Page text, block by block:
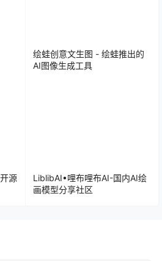
绘蛙创意文生图 - 绘蛙推出的
AI图像生成工具
源
LiblibAI•哩布哩布AI-国内AI绘
画模型分享社区